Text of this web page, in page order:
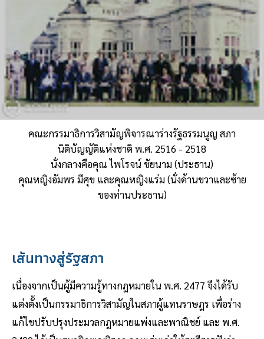
คณะกรรมาธิการวิสามัญพิจารณาร่างรัฐธรรมนูญ สภา
นิติบัญญัติแห่งชาติ พ.ศ. 2516 - 2518
นั่งกลางคือคุณ ไพโรจน์ ชัยนาม (ประธาน)
คุณหญิงอัมพร มีศุข และคุณหญิงแร่ม (นั่งด้านขวาและซ้าย
ของท่านประธาน)
เส้นทางสู่รัฐสภา
เนื่องจากเป็นผู้มีความรู้ทางกฎหมายใน พ.ศ. 2477 จึงได้รับ
แต่งตั้งเป็นกรรมาธิการวิสามัญในสภาผู้แทนราษฎร เพื่อร่าง
แก้ไขปรับปรุงประมวลกฎหมายแพ่งและพาณิชย์ และ พ.ศ.